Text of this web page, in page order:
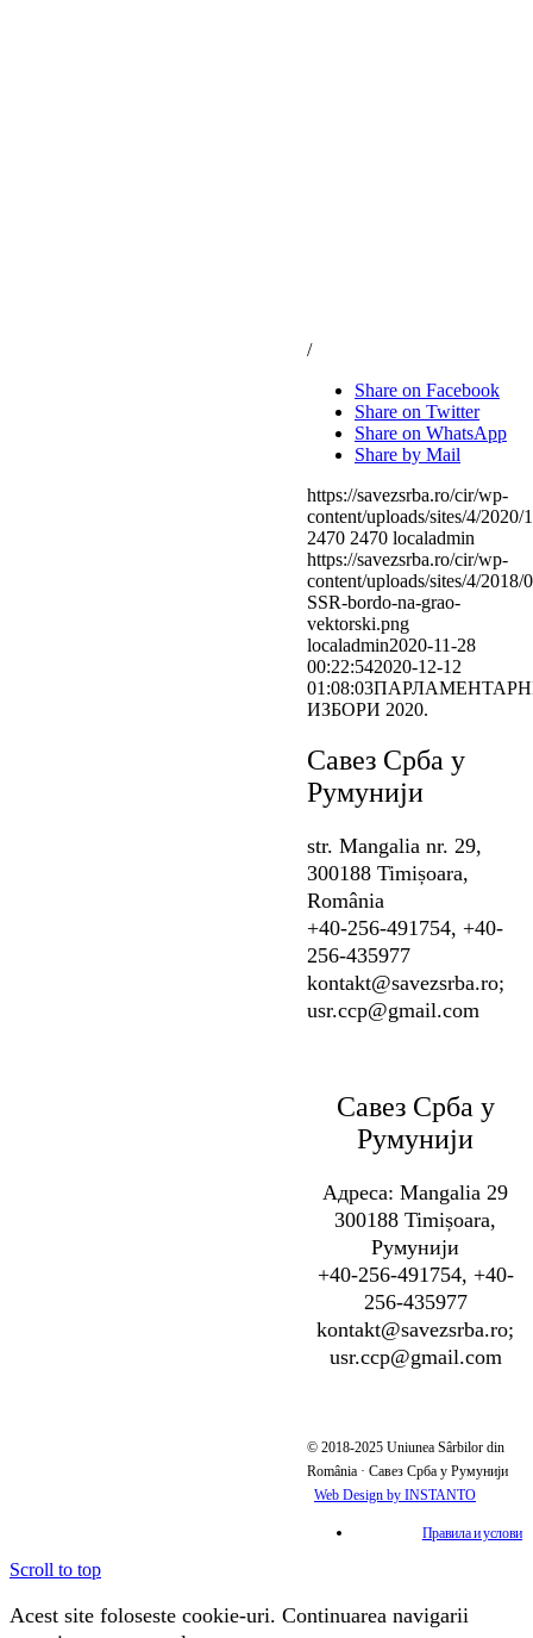
/
Share on Facebook
Share on Twitter
Share on WhatsApp
Share by Mail
https://savezsrba.ro/cir/wp-
content/uploads/sites/4/
2470 2470 localadmin
https://savezsrba.ro/cir/wp-
content/uploads/sites/4/2018/
SSR-bordo-na-grao-
vektorski.png
localadmin2020-11-28
00:22:542020-12-12
01:08:03
ИЗБОРИ 2020.
Савез Срба у
Румунији
str. Mangalia nr. 29,
300188 Timișoara,
România
+40-256-491754, +40-
256-435977
kontakt@savezsrba.ro;
usr.ccp@gmail.com
Савез Срба у
Румунији
Адреса: Mangalia 29
300188 Timișoara,
Румунији
+40-256-491754, +40-
256-435977
kontakt@savezsrba.ro;
usr.ccp@gmail.com
© 2018-2025 Uniunea Sârbilor din
România · Савез Срба у Румунији
Web Design by INSTANTO
Правила и услови
Scroll to top
Acest site foloseste cookie-uri. Continuarea navigarii